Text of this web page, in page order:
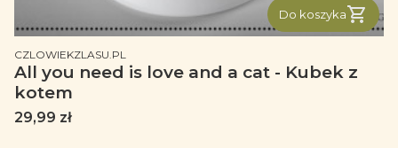
Do koszyka
PRODUCENT
CZLOWIEKZLASU.PL
All you need is love and a cat - Kubek z
kotem
Cena
29,99 zł